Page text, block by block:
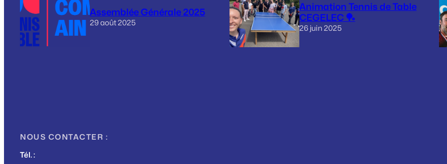
Assemblée Générale 2025
29 août 2025
Animation Tennis de Table
CEGELEC 🏓
26 juin 2025
NOUS CONTACTER :
Tél. :